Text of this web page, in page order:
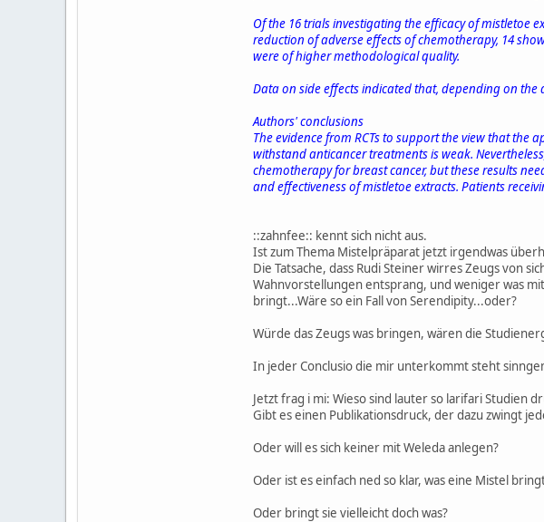
Of the 16 trials investigating the efficacy of mistletoe
reduction of adverse effects of chemotherapy, 14
were of higher methodological quality.
Data on side effects indicated that, depending on the
Authors' conclusions
The evidence from RCTs to support the view that
withstand anticancer treatments is weak.
chemotherapy for breast cancer, but these results
and effectiveness of mistletoe extracts. Patients
::zahnfee:: kennt sich nicht aus.
Ist zum Thema Mistelpräparat jetzt irgendwas
Die Tatsache, dass Rudi Steiner wirres Zeugs von
Wahnvorstellungen entsprang, und weniger was
bringt...Wäre so ein Fall von Serendipity...oder?
Würde das Zeugs was bringen, wären die
In jeder Conclusio die mir unterkommt steht
Jetzt frag i mi: Wieso sind lauter so larifari Studien
Gibt es einen Publikationsdruck, der dazu zwingt
Oder will es sich keiner mit Weleda anlegen?
Oder ist es einfach ned so klar, was eine Mistel
Oder bringt sie vielleicht doch was?